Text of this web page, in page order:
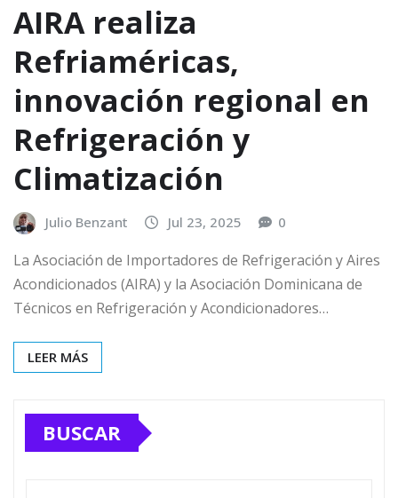
AIRA realiza
Refriaméricas,
innovación regional en
Refrigeración y
Climatización
Julio Benzant Jul 23, 2025 0
La Asociación de Importadores de Refrigeración y Aires
Acondicionados (AIRA) y la Asociación Dominicana de
Técnicos en Refrigeración y Acondicionadores…
LEER MÁS
BUSCAR